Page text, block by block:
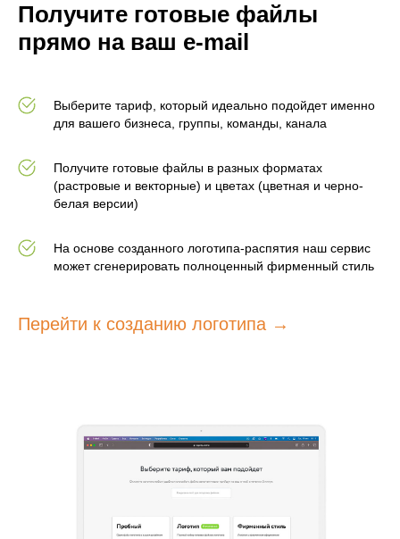
Получите готовые файлы
прямо на ваш e-mail
Выберите тариф, который идеально подойдет именно
для вашего бизнеса, группы, команды, канала
Получите готовые файлы в разных форматах
(растровые и векторные) и цветах (цветная и черно-
белая версии)
На основе созданного логотипа-распятия наш сервис
может сгенерировать полноценный фирменный стиль
Перейти к созданию логотипа